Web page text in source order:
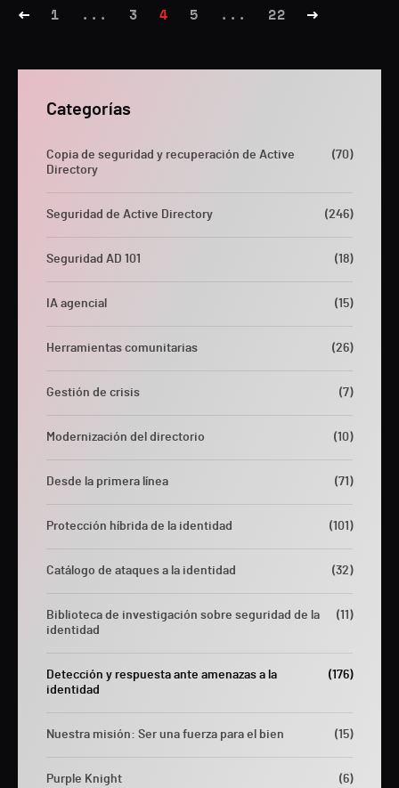
Categorías
Copia de seguridad y recuperación de Active
Directory
(70)
Seguridad de Active Directory (246)
Seguridad AD 101 (18)
IA agencial (15)
Herramientas comunitarias (26)
Gestión de crisis (7)
Modernización del directorio (10)
Desde la primera línea (71)
Protección híbrida de la identidad (101)
Catálogo de ataques a la identidad (32)
Biblioteca de investigación sobre seguridad de la
identidad
(11)
Detección y respuesta ante amenazas a la
identidad
(176)
Nuestra misión: Ser una fuerza para el bien (15)
Purple Knight (6)
1 ... 3 4 5 ... 22